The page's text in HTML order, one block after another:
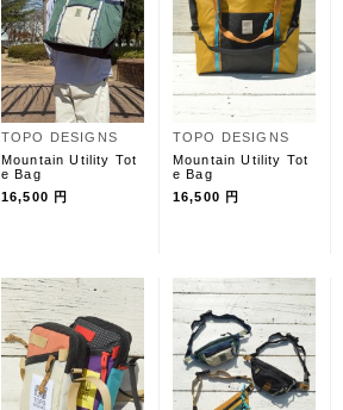
TOPO DESIGNS
Mountain Utility Tot
e Bag
16,500 円
TOPO DESIGNS
Mountain Utility Tot
e Bag
16,500 円